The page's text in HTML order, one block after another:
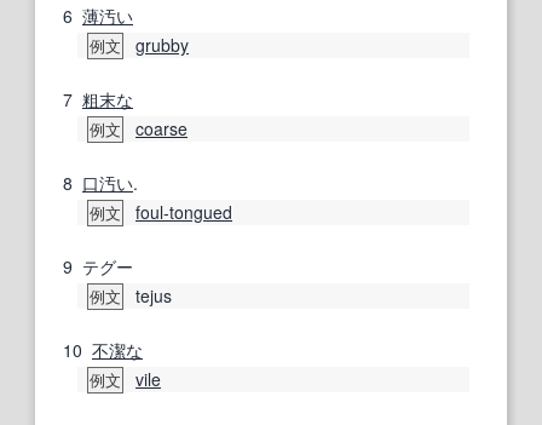
6 薄汚い
例文 grubby
7 粗末な
例文 coarse
8 口汚い.
例文 foul‐tongued
9 テグー
例文 tejus
10 不潔な
例文 vile